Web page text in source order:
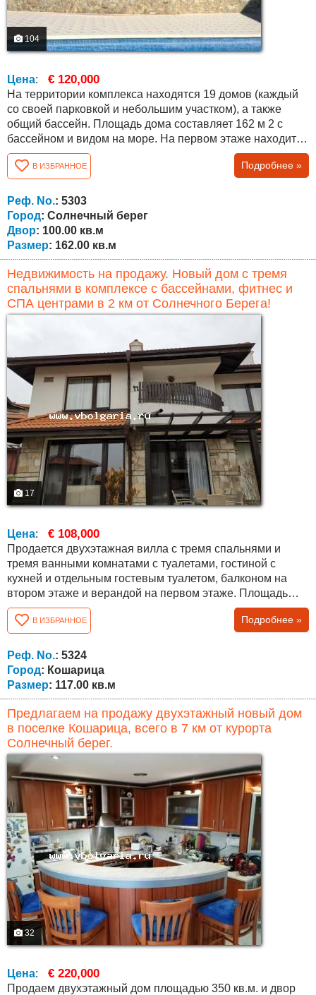
104
Цена: € 120,000
На территории комплекса находятся 19 домов (каждый
со своей парковкой и небольшим участком), а также
общий бассейн. Площадь дома составляет 162 м 2 с
бассейном и видом на море. На первом этаже находится
коридор, прихожая, кладовка под лестницей, туалеты,
прачечная, кухня с просторной столовой и гостиной с
камином, большая терраса с барбекю и прекрасный вид
на старую часть города Нессебр, море и долину. Второй
этаж состоит из двух...
В ИЗБРАННОЕ Подробнее »
Реф. No.: 5303
Город: Солнечный берег
Двор: 100.00 кв.м
Размер: 162.00 кв.м
Недвижимость на продажу. Новый дом с тремя
спальнями в комплексе с бассейнами, фитнес и
СПА центрами в 2 км от Солнечного Берега!
17
Цена: € 108,000
Продается двухэтажная вилла с тремя спальнями и
тремя ванными комнатами с туалетами, гостиной с
кухней и отдельным гостевым туалетом, балконом на
втором этаже и верандой на первом этаже. Площадь
чистая без каких-либо общих частей и составляет 117,79
кв.м. Вилла полностью закончена с Актом 16 /
разрешение на введение в эксплуатацию/, меблирована
и полностью оборудованная кухня. Комплекс предлагает
роскошную жизнь, благодаря его...
В ИЗБРАННОЕ Подробнее »
Реф. No.: 5324
Город: Кошарица
Размер: 117.00 кв.м
Предлагаем на продажу двухэтажный новый дом
в поселке Кошарица, всего в 7 км от курорта
Солнечный берег.
32
Цена: € 220,000
Продаем двухэтажный дом площадью 350 кв.м. и двор